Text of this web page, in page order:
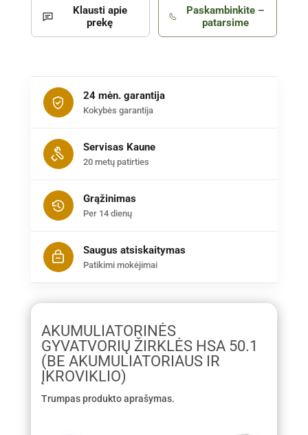
Klausti apie
prekę
Paskambinkite –
patarsime
24 mėn. garantija
Kokybės garantija
Servisas Kaune
20 metų patirties
Grąžinimas
Per 14 dienų
Saugus atsiskaitymas
Patikimi mokėjimai
AKUMULIATORINĖS
GYVATVORIŲ ŽIRKLĖS HSA 50.1
(BE AKUMULIATORIAUS IR
ĮKROVIKLIO)
Trumpas produkto aprašymas.